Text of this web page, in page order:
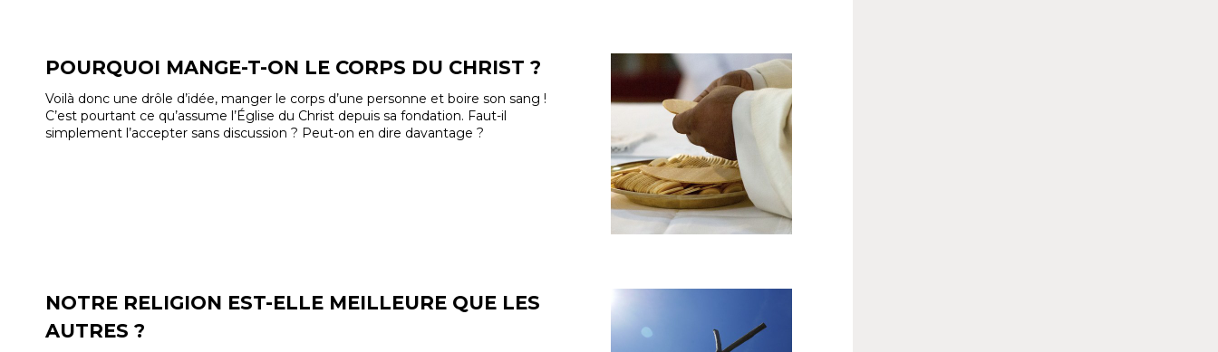
POURQUOI MANGE-T-ON LE CORPS DU CHRIST ?
Voilà donc une drôle d’idée, manger le corps d’une personne et boire son sang !
C’est pourtant ce qu’assume l’Église du Christ depuis sa fondation. Faut-il
simplement l’accepter sans discussion ? Peut-on en dire davantage ?
NOTRE RELIGION EST-ELLE MEILLEURE QUE LES
AUTRES ?